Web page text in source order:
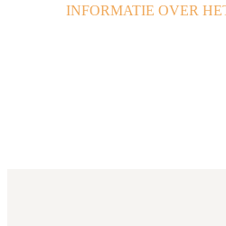
INFORMATIE OVER